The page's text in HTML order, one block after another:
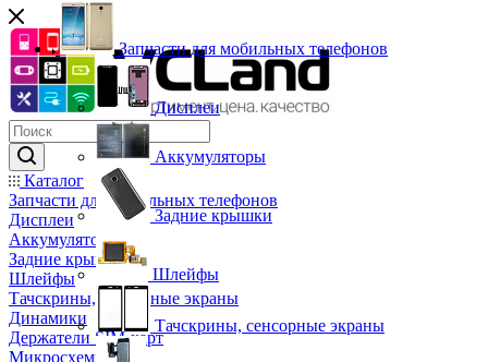
Каталог
Запчасти для мобильных телефонов
Дисплеи
Аккумуляторы
Задние крышки
Шлейфы
Тачскрины, сенсорные экраны
Динамики
Держатели SIM-карт
Микросхемы
Запчасти для мобильных телефонов
Дисплеи
Аккумуляторы
Задние крышки
Шлейфы
Тачскрины, сенсорные экраны